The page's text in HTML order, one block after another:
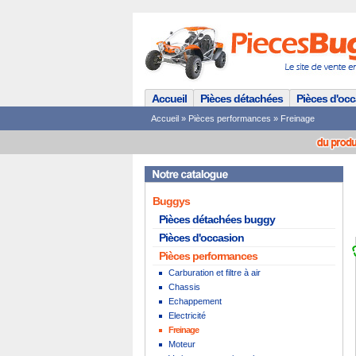
Accueil Pièces détachées Pièces
Accueil » Pièces performances » Freinage
Buggys
Pièces détachées buggy
Pièces d'occasion
Pièces performances
Carburation et filtre à air
Chassis
Echappement
Electricité
Freinage
Moteur